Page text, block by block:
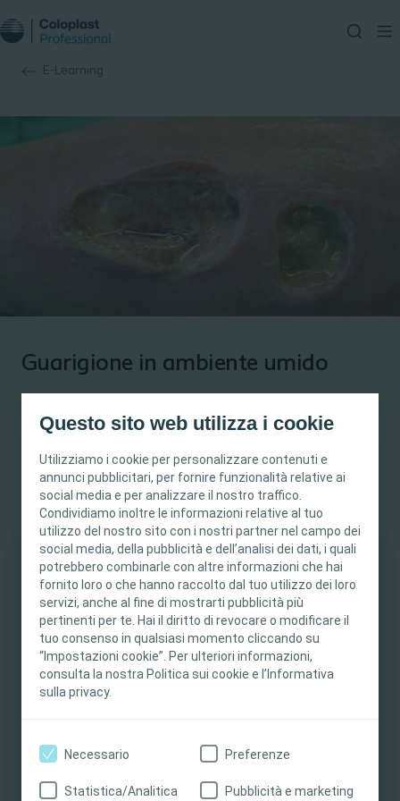
Questo sito web utilizza i cookie
Utilizziamo i cookie per personalizzare contenuti e
annunci pubblicitari, per fornire funzionalità relative ai
social media e per analizzare il nostro traffico.
Condividiamo inoltre le informazioni relative al tuo
utilizzo del nostro sito con i nostri partner nel campo dei
social media, della pubblicità e dell’analisi dei dati, i quali
potrebbero combinarle con altre informazioni che hai
fornito loro o che hanno raccolto dal tuo utilizzo dei loro
servizi, anche al fine di mostrarti pubblicità più
pertinenti per te. Hai il diritto di revocare o modificare il
tuo consenso in qualsiasi momento cliccando su
“Impostazioni cookie”. Per ulteriori informazioni,
consulta la nostra Politica sui cookie e l’Informativa
sulla privacy.
Necessario Preferenze
Statistica/Analitica Pubblicità e marketing
E-Learning
Questo sito è destinato esclusivamente ai
professionisti sanitari. I contenuti del sito sono
destinati a scopi formativi e informativi.
Coloplast non fornisce consulenza medica. La
responsabilità dell'assistenza ai pazienti rimane
al professionista sanitario. Per informazioni
dettagliate sui prodotti presentati, tra cui
precauzioni e avvertenze, consultare le istruzioni
per l'uso del prodotto.
Guarigione in ambiente umido
Informazioni sul corso
Inizia corso
Durata del corso
30 min
Supportato daEWMA
Cura delle lesioni
E-learning
guarigione in ambiente umido delle ferite e la differenza tra
guarigione in ambiente umido e secco.
Dopo aver completato questo corso, acquisirai maggiori